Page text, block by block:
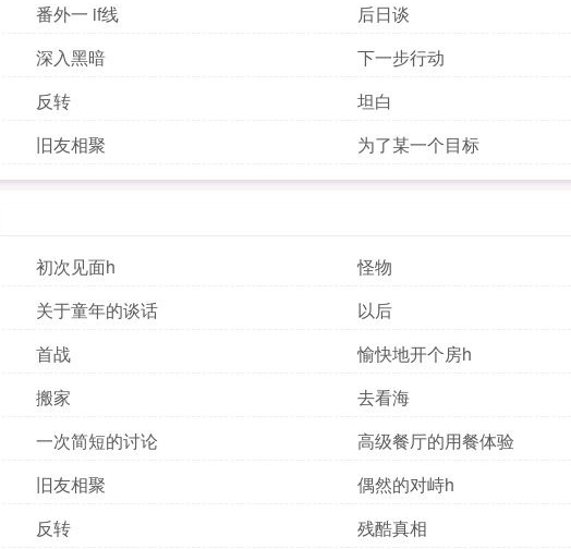
番外一 if线 后日谈
深入黑暗 下一步行动
反转 坦白
旧友相聚 为了某一个目标
初次见面h 怪物
关于童年的谈话 以后
首战 愉快地开个房h
搬家 去看海
一次简短的讨论 高级餐厅的用餐体验
旧友相聚 偶然的对峙h
反转 残酷真相